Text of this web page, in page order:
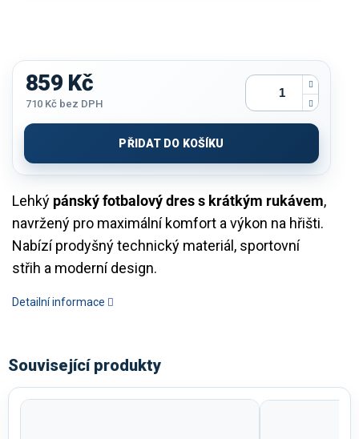
Lehký pánský fotbalový dres s krátkým rukávem,
navržený pro maximální komfort a výkon na hřišti.
Nabízí prodyšný technický materiál, sportovní
střih a moderní design.
Detailní informace
859 Kč
710 Kč bez DPH
cena:
PŘIDAT DO KOŠÍKU
Související produkty